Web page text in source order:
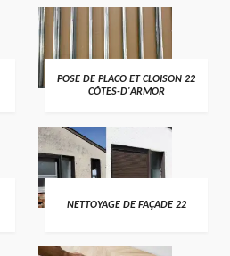
POSE DE PLACO ET CLOISON 22
CÔTES-D'ARMOR
NETTOYAGE DE FAÇADE 22